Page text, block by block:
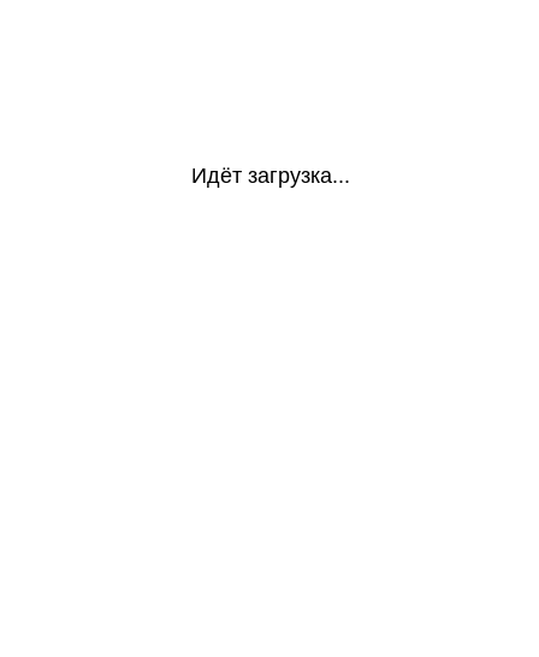
Идёт загрузка...